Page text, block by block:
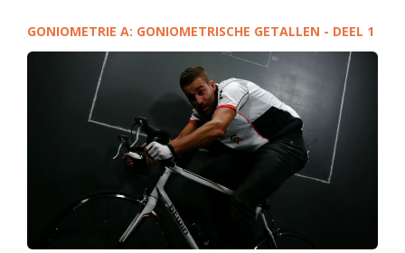
GONIOMETRIE A: GONIOMETRISCHE GETALLEN - DEEL 1